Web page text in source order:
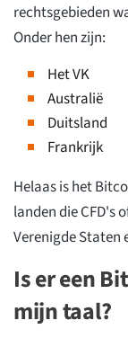
rechtsgebieden
Onder hen zijn:
Het VK
Australië
Duitsland
Frankrijk
Helaas is het
landen die CFD's
Verenigde Staten
Is er een
mijn taal?